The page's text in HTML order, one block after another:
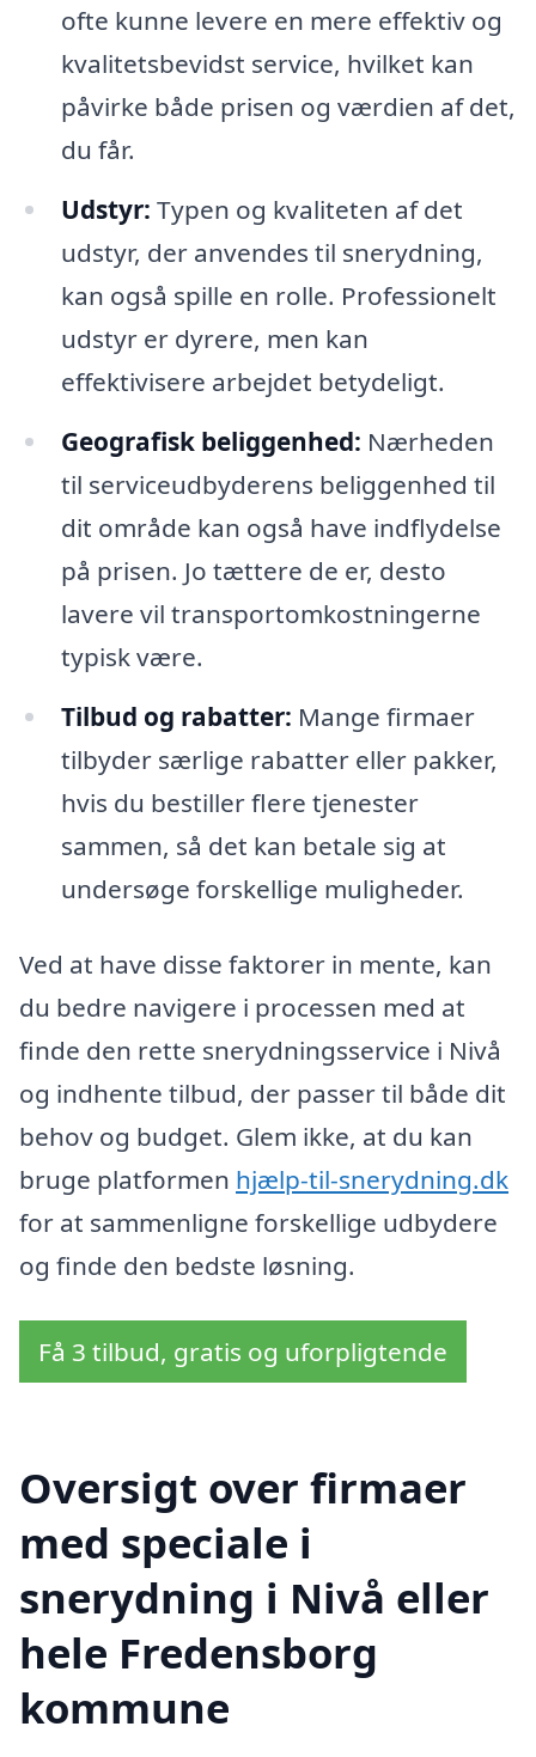
ofte kunne levere en mere effektiv og
kvalitetsbevidst service, hvilket kan
påvirke både prisen og værdien af det,
du får.
Udstyr: Typen og kvaliteten af det
udstyr, der anvendes til snerydning,
kan også spille en rolle. Professionelt
udstyr er dyrere, men kan
effektivisere arbejdet betydeligt.
Geografisk beliggenhed: Nærheden
til serviceudbyderens beliggenhed til
dit område kan også have indflydelse
på prisen. Jo tættere de er, desto
lavere vil transportomkostningerne
typisk være.
Tilbud og rabatter: Mange firmaer
tilbyder særlige rabatter eller pakker,
hvis du bestiller flere tjenester
sammen, så det kan betale sig at
undersøge forskellige muligheder.
Ved at have disse faktorer in mente, kan
du bedre navigere i processen med at
finde den rette snerydningsservice i Nivå
og indhente tilbud, der passer til både dit
behov og budget. Glem ikke, at du kan
bruge platformen hjælp-til-snerydning.dk
for at sammenligne forskellige udbydere
og finde den bedste løsning.
Få 3 tilbud, gratis og uforpligtende
Oversigt over firmaer
med speciale i
snerydning i Nivå eller
hele Fredensborg
kommune